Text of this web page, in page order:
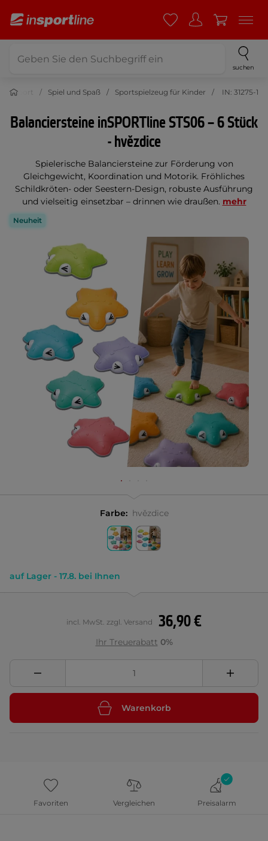
suchen
Sport Spiel und Spaß Sportspielzeug für Kinder IN: 31275-1
Balanciersteine inSPORTline STS06 – 6 Stück
- hvězdice
Spielerische Balanciersteine zur Förderung von
Gleichgewicht, Koordination und Motorik. Fröhliches
Schildkröten- oder Seestern-Design, robuste Ausführung
und vielseitig einsetzbar – drinnen wie draußen. mehr
Neuheit
Farbe: hvězdice
auf Lager - 17.8. bei Ihnen
36,90 €
incl. MwSt. zzgl. Versand
Ihr Treuerabatt 0%
Warenkorb
Favoriten Vergleichen Preisalarm